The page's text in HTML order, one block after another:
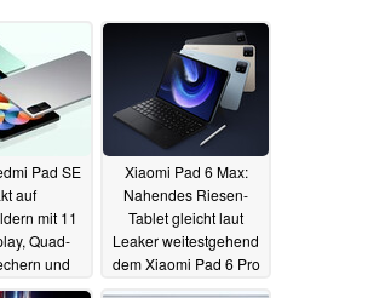
Pad SE
auf
mit 11
Quad-
und
02.08.2023
Xiaomi Pad 6 Max:
Nahendes Riesen-
Tablet gleicht laut
Leaker weitestgehend
dem Xiaomi Pad 6 Pro